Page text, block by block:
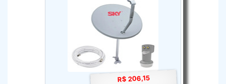
R$ 206,15